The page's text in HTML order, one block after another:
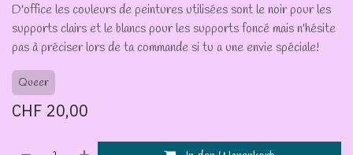
D'office les couleurs de peintures utilisées sont le noir pour les
supports clairs et le blancs pour les supports foncé mais n'hésite
pas à préciser lors de ta commande si tu a une envie spéciale!
Queer
CHF 20,00